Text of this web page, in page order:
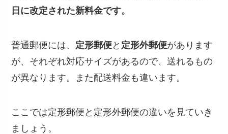
日に改定された新料金です。
普通郵便には、 定形郵便と 定形外郵便があります
が、それぞれ対応サイズがあるので、送れるもの
が異なります。また配送料金も違います。
ここでは定形郵便と定形外郵便の違いを見ていき
ましょう。